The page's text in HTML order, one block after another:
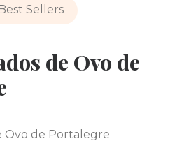
Sellers
de Ovo de
Ovo de Portalegre